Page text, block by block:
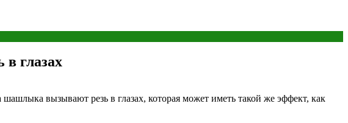
глазах
вызывают резь в глазах, которая может иметь такой же эффект, как